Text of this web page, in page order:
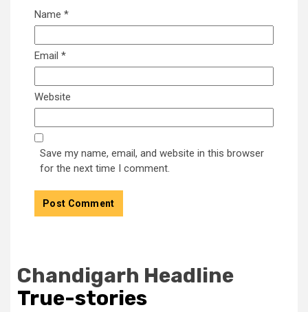
Name *
Email *
Website
Save my name, email, and website in this browser
for the next time I comment.
Chandigarh Headline
True-stories